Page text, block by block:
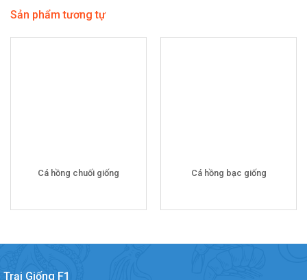
Sản phẩm tương tự
Cá hồng chuối giống Cá hồng bạc giống
Trại Giống F1